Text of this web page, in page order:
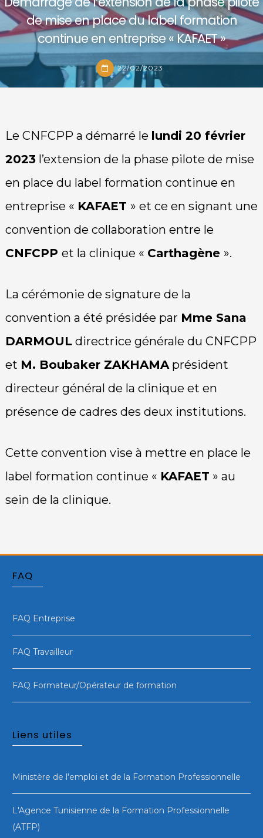
de mise en place du label formation
continue en entreprise « KAFAET »
22/02/2023
Le CNFCPP a démarré le lundi 20 février
2023 l’extension de la phase pilote de mise
en place du label formation continue en
entreprise « KAFAET » et ce en signant une
convention de collaboration entre le
CNFCPP et la clinique « Carthagène ».
La cérémonie de signature de la
convention a été présidée par Mme Sana
DARMOUL directrice générale du CNFCPP
et M. Boubaker ZAKHAMAprésident
directeur général de la clinique et en
présence de cadres des deux institutions.
Cette convention vise à mettre en place le
label formation continue « KAFAET » au
sein de la clinique.
FAQ
FAQ Entreprise
FAQ Travailleur
FAQ Formateur/Opérateur de formation
Liens utiles
Ministère de l'emploi et de la Formation Professionnelle
L'Agence Tunisienne de la Formation Professionnelle
(ATFP)